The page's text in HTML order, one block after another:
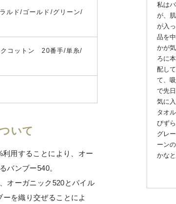
私は
が、
が入
品を
かが
ろに
配し
て、
で先
気に
タオ
びず
グレ
ーン
かな
ルド/ゴールド/グリーン/
コットン 20番手/単糸/
いて
用することにより、オー
バンブー540。
オーガニック520とパイル
を織り交ぜることによ